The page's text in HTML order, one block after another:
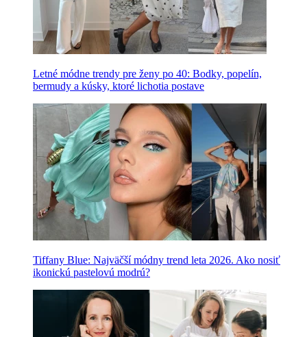
Letné módne trendy pre ženy po 40: Bodky, popelín,
bermudy a kúsky, ktoré lichotia postave
Tiffany Blue: Najväčší módny trend leta 2026. Ako nosiť
ikonickú pastelovú modrú?